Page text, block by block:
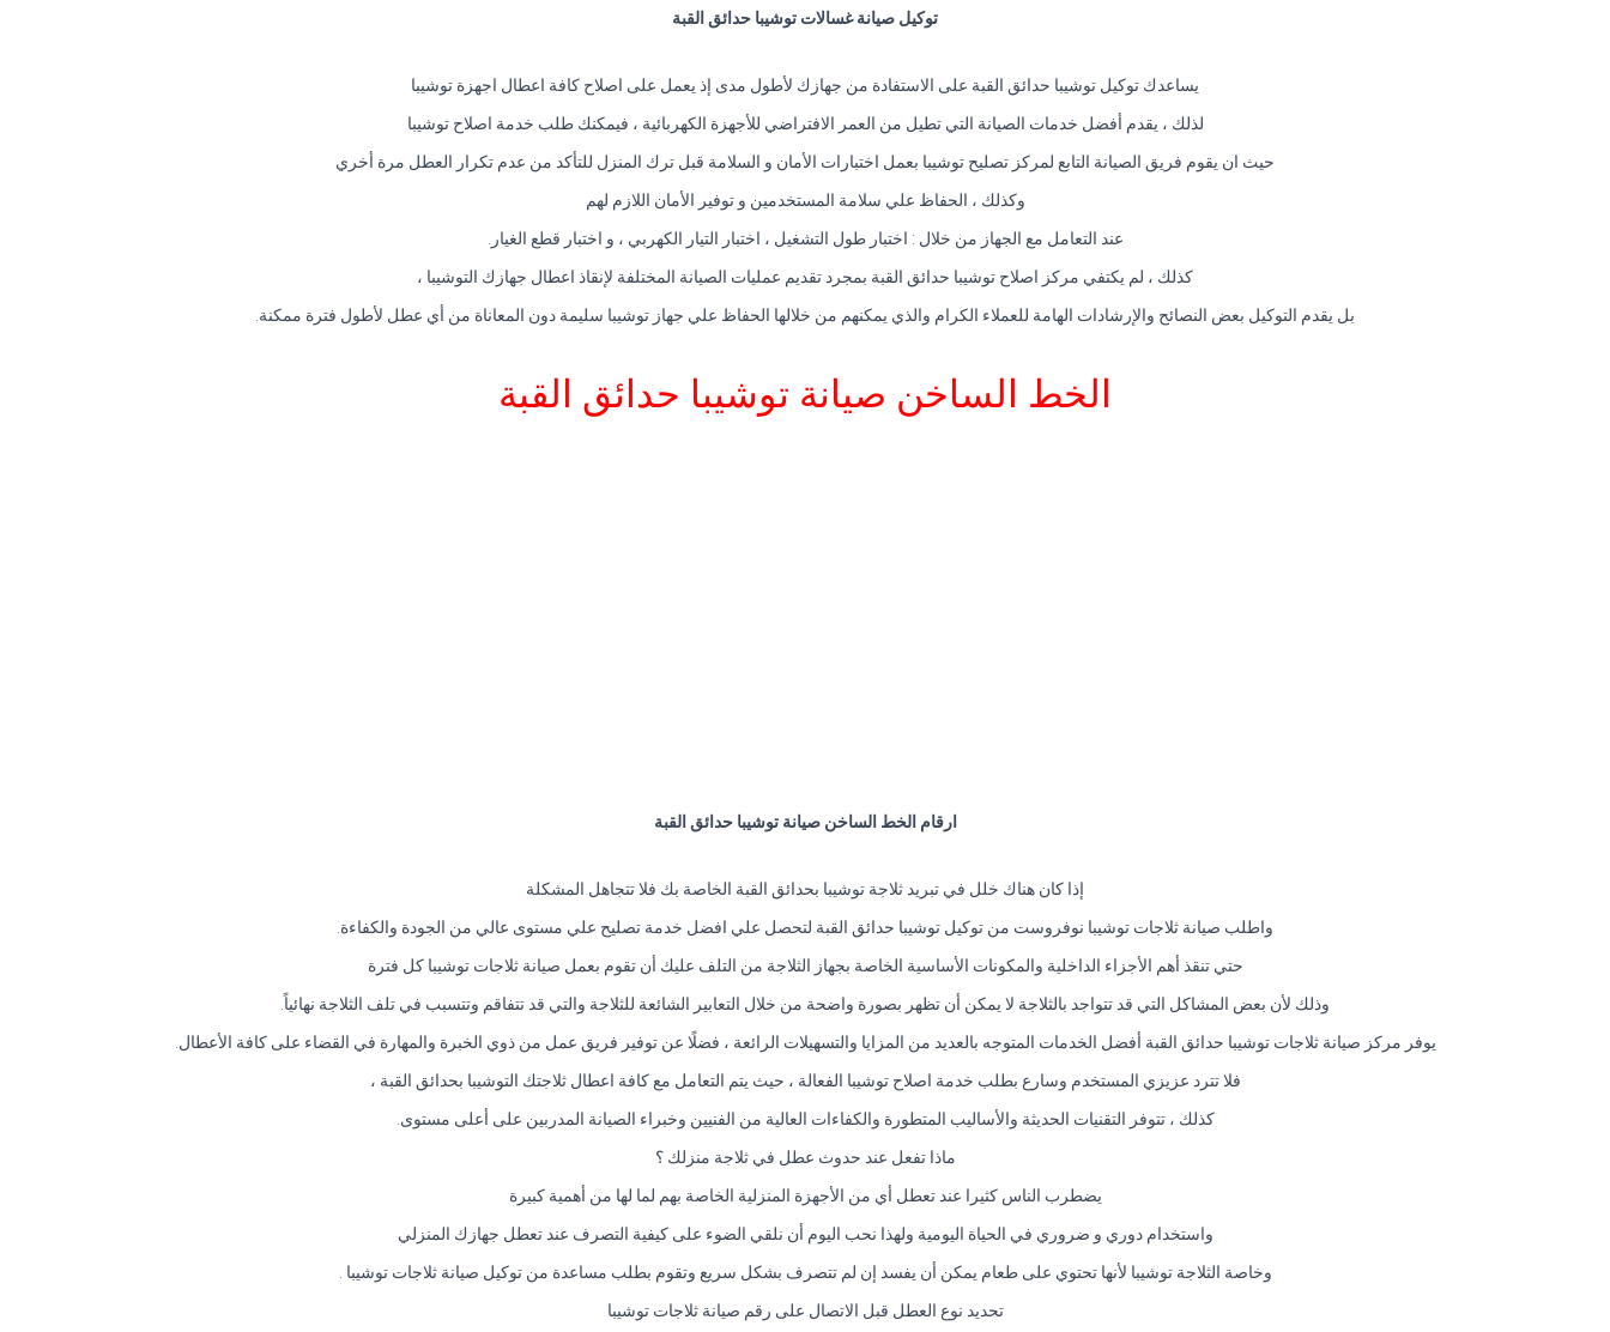
توكيل صيانة غسالات توشيبا حدائق القبة
يساعدك توكيل توشيبا حدائق القبة على الاستفادة من جهازك لأطول مدى إذ يعمل على اصلاح كافة اعطال اجهزة توشيبا
لذلك ، يقدم أفضل خدمات الصيانة التي تطيل من العمر الافتراضي للأجهزة الكهربائية ، فيمكنك طلب خدمة اصلاح توشيبا
حيث ان يقوم فريق الصيانة التابع لمركز تصليح توشيبا بعمل اختبارات الأمان و السلامة قبل ترك المنزل للتأكد من عدم تكرار العطل مرة أخري
وكذلك ، الحفاظ علي سلامة المستخدمين و توفير الأمان اللازم لهم
عند التعامل مع الجهاز من خلال : اختبار طول التشغيل ، اختبار التيار الكهربي ، و اختبار قطع الغيار.
كذلك ، لم يكتفي مركز اصلاح توشيبا حدائق القبة بمجرد تقديم عمليات الصيانة المختلفة لإنقاذ اعطال جهازك التوشيبا ،
بل يقدم التوكيل بعض النصائح والإرشادات الهامة للعملاء الكرام والذي يمكنهم من خلالها الحفاظ علي جهاز توشيبا سليمة دون المعاناة من أي عطل لأطول فترة ممكنة.
الخط الساخن صيانة توشيبا حدائق القبة
ارقام الخط الساخن صيانة توشيبا حدائق القبة
إذا كان هناك خلل في تبريد ثلاجة توشيبا بحدائق القبة الخاصة بك فلا تتجاهل المشكلة
واطلب صيانة ثلاجات توشيبا نوفروست من توكيل توشيبا حدائق القبة لتحصل علي افضل خدمة تصليح علي مستوى عالي من الجودة والكفاءة.
حتي تنقذ أهم الأجزاء الداخلية والمكونات الأساسية الخاصة بجهاز الثلاجة من التلف عليك أن تقوم بعمل صيانة ثلاجات توشيبا كل فترة
وذلك لأن بعض المشاكل التي قد تتواجد بالثلاجة لا يمكن أن تظهر بصورة واضحة من خلال التعابير الشائعة للثلاجة والتي قد تتفاقم وتتسبب في تلف الثلاجة نهائياً.
يوفر مركز صيانة ثلاجات توشيبا حدائق القبة أفضل الخدمات المتوجه بالعديد من المزايا والتسهيلات الرائعة ، فضلًا عن توفير فريق عمل من ذوي الخبرة والمهارة في القضاء على كافة الأعطال.
فلا تترد عزيزي المستخدم وسارع بطلب خدمة اصلاح توشيبا الفعالة ، حيث يتم التعامل مع كافة اعطال ثلاجتك التوشيبا بحدائق القبة ،
كذلك ، تتوفر التقنيات الحديثة والأساليب المتطورة والكفاءات العالية من الفنيين وخبراء الصيانة المدربين على أعلى مستوى.
ماذا تفعل عند حدوث عطل في ثلاجة منزلك ؟
يضطرب الناس كثيرا عند تعطل أي من الأجهزة المنزلية الخاصة بهم لما لها من أهمية كبيرة
واستخدام دوري و ضروري في الحياة اليومية ولهذا نحب اليوم أن نلقي الضوء على كيفية التصرف عند تعطل جهازك المنزلي
وخاصة الثلاجة توشيبا لأنها تحتوي على طعام يمكن أن يفسد إن لم تتصرف بشكل سريع وتقوم بطلب مساعدة من توكيل صيانة ثلاجات توشيبا .
تحديد نوع العطل قبل الاتصال على رقم صيانة ثلاجات توشيبا